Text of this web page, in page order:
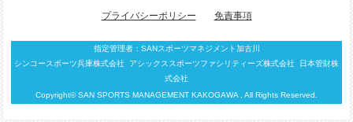
プライバシーポリシー 免責事項
指定管理者：SANスポーツマネジメント加古川
シンコースポーツ兵庫株式会社
アシックススポーツファシリティーズ株式会社
日本管財株
式会社
Copyright© SAN SPORTS MANAGEMENT KAKOGAWA , All Rights Reserved.